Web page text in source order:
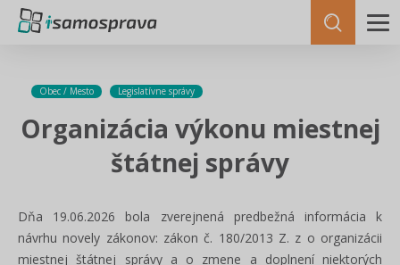
Obec / Mesto Legislatívne správy
Organizácia výkonu miestnej
štátnej správy
Dňa 19.06.2026 bola zverejnená predbežná informácia k
návrhu novely zákonov: zákon č. 180/2013 Z. z o organizácii
miestnej štátnej správy a o zmene a doplnení niektorých